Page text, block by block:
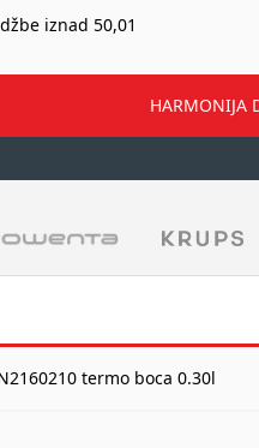
iznad 50,01
termo boca 0.30l